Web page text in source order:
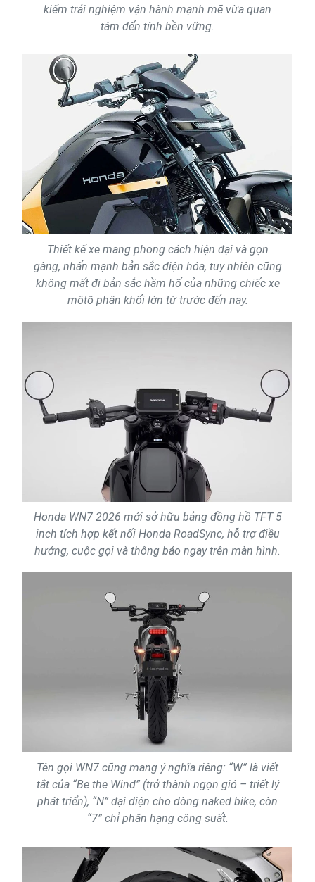
kiếm trải nghiệm vận hành mạnh mẽ vừa quan
tâm đến tính bền vững.
Thiết kế xe mang phong cách hiện đại và gọn
gàng, nhấn mạnh bản sắc điện hóa, tuy nhiên cũng
không mất đi bản sắc hầm hố của những chiếc xe
môtô phân khối lớn từ trước đến nay.
Honda WN7 2026 mới sở hữu bảng đồng hồ TFT 5
inch tích hợp kết nối Honda RoadSync, hỗ trợ điều
hướng, cuộc gọi và thông báo ngay trên màn hình.
Tên gọi WN7 cũng mang ý nghĩa riêng: “W” là viết
tắt của “Be the Wind” (trở thành ngọn gió – triết lý
phát triển), “N” đại diện cho dòng naked bike, còn
“7” chỉ phân hạng công suất.